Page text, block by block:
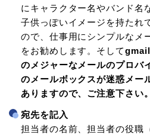
にキャラクター名やバンド名
子供っぽいイメージを持たれ
ので、仕事用にシンプルなメ
をお勧めします。そして
のメジャーなメールのプロバ
のメールボックスが迷惑メー
ありますので、ご注意下さい
宛先を記入
担当者の名前、担当者の役職